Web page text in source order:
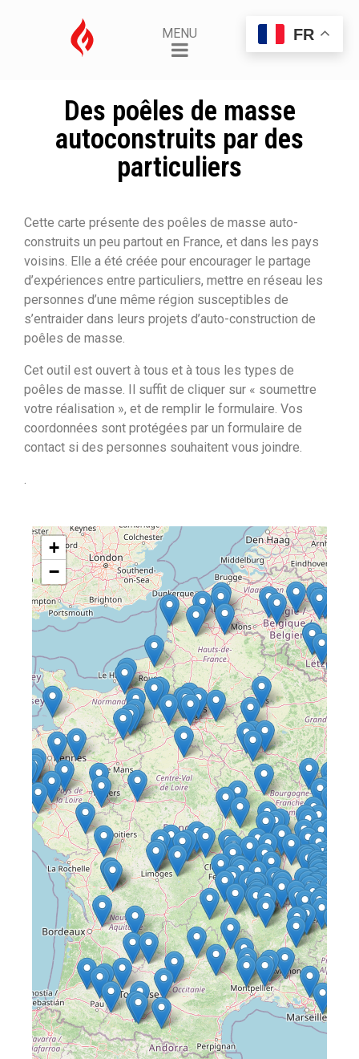
MENU
Des poêles de masse
autoconstruits par des
particuliers
Cette carte présente des poêles de masse auto-
construits un peu partout en France, et dans les pays
voisins. Elle a été créée pour encourager le partage
d’expériences entre particuliers, mettre en réseau les
personnes d’une même région susceptibles de
s’entraider dans leurs projets d’auto-construction de
poêles de masse.
Cet outil est ouvert à tous et à tous les types de
poêles de masse. Il suffit de cliquer sur « soumettre
votre réalisation », et de remplir le formulaire. Vos
coordonnées sont protégées par un formulaire de
contact si des personnes souhaitent vous joindre.
.
+
−
FR